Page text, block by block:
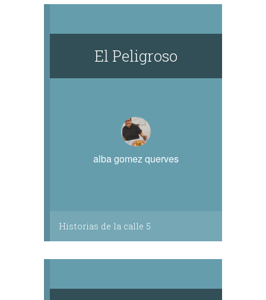
El Peligroso
alba gomez querves
Historias de la calle 5